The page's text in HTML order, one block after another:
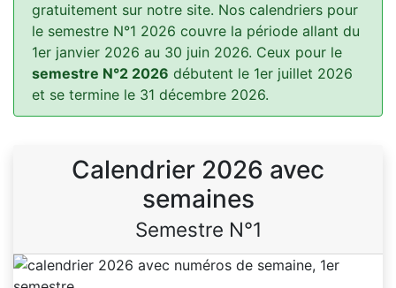
gratuitement sur notre site. Nos calendriers pour
le semestre N°1 2026 couvre la période allant du
1er janvier 2026 au 30 juin 2026. Ceux pour le
semestre N°2 2026 débutent le 1er juillet 2026
et se termine le 31 décembre 2026.
Calendrier 2026 avec
semaines
Semestre N°1